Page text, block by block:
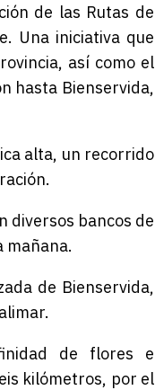
de las Rutas de
Una iniciativa que
así como el
hasta Bienservida,
alta, un recorrido
diversos bancos de
mañana.
de Bienservida,
de flores e
kilómetros, por el